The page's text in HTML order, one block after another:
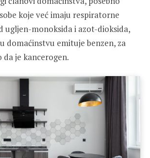
koje već imaju respiratorne
ugljen-monoksida i azot-dioksida,
domaćinstvu emituje benzen, za
da je kancerogen.